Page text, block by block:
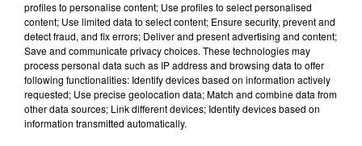
LE MAGASIN JOUÉCLUB DE REIMS FERME
SES PORTES
C'était l'une des institutions du centre-ville
rémois. Le magasin JouéClub est contraint de
fermer ses portes.
TITRES DIFFUSÉS
profiles to personalise content; Use profiles to select personalised
content; Use limited data to select content; Ensure security, prevent and
detect fraud, and fix errors; Deliver and present advertising and content;
Save and communicate privacy choices. These technologies may
process personal data such as IP address and browsing data to offer
following functionalities: Identify devices based on information actively
requested; Use precise geolocation data; Match and combine data from
other data sources; Link different devices; Identify devices based on
information transmitted automatically.